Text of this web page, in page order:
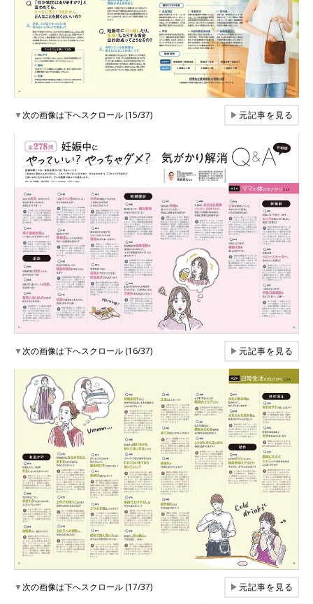
▼次の画像は下へスクロール (15/37) ▶元記事を見る
▼次の画像は下へスクロール (16/37) ▶元記事を見る
▼次の画像は下へスクロール (17/37) ▶元記事を見る